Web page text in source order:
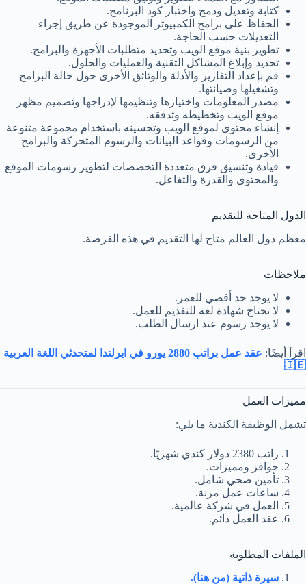
كتابة وتعديل ودمج واختبار كود البرنامج.
الحفاظ على برامج الكمبيوتر الموجودة عن طريق إجراء
التعديلات حسب الحاجة.
تطوير بنية موقع الويب وتحديد متطلبات الأجهزة والبرامج.
تحديد وإبلاغ المشاكل التقنية والعمليات والحلول.
قم بإعداد التقارير والأدلة والوثائق الأخرى حول حالة البرامج
وتشغيلها وصيانتها.
مصدر المعلومات واختيارها وتنظيمها لإدراجها وتصميم مظهر
موقع الويب وتخطيطه وتدفقه.
إنشاء محتوى لموقع الويب وتحسينه باستخدام مجموعة متنوعة
من الرسومات وقواعد البيانات والرسوم المتحركة والبرامج
الأخرى.
قيادة وتنسيق فرق متعددة التخصصات لتطوير رسومات الموقع
والمحتوى والقدرة والتفاعل.
الدول المتاحة للتقديم
معظم دول العالم متاح لها التقديم في هذه الفرصة.
ملاحظات
لا يوجد حد أقصي للعمر.
لا تحتاج شهادة لغة للتقديم للعمل.
لا يوجد رسوم عند ارسال الطلب.
اقرأ أيضًا:
عقد عمل براتب 2880 يورو في ايرلندا لمتحدثي اللغة العربية
🇮🇪
مميزات العمل
تشمل الوظيفة الكندية ما يلي:
راتب 2380 دولار كندي شهريًا.
حوافز ومميزات.
تأمين صحي شامل.
ساعات عمل مرنة.
العمل في شركة عالمية.
عقد العمل دائم.
الملفات المطلوبة
سيرة ذاتية (من هنا).